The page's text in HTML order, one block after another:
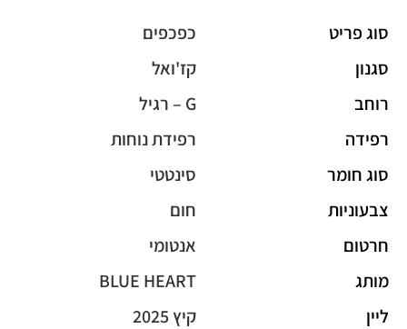
סוג פריט
כפכפים
סגנון
קז'ואל
רוחב
G – רגיל
רפידה
רפידת נוחות
סוג חומר
סינטטי
צבעוניות
חום
חרטום
אנטומי
מותג
BLUE HEART
ליין
קיץ 2025